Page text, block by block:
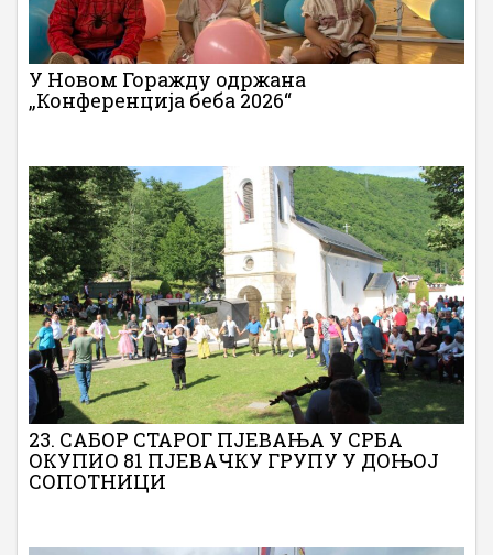
У Новом Горажду одржана
„Конференција беба 2026“
23. САБОР СТАРОГ ПЈЕВАЊА У СРБА
ОКУПИО 81 ПЈЕВАЧКУ ГРУПУ У ДОЊОЈ
СОПОТНИЦИ